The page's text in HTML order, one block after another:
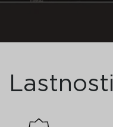
Lastnosti